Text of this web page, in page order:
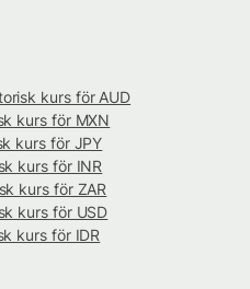
kurs för AUD
kurs för MXN
kurs för JPY
kurs för INR
kurs för ZAR
kurs för USD
kurs för IDR